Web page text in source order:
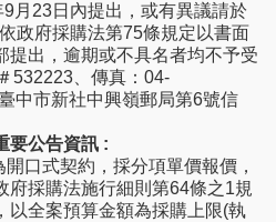
月23日內提出，或有異議請於
政府採購法第75條規定以書面
提出，逾期或不具名者均不予受
532223、傳真：04-
中市新社中興嶺郵局第6號信
要公告資訊 :
口式契約，採分項單價報價，
府採購法施行細則第64條之1規
以全案預算金額為採購上限(執